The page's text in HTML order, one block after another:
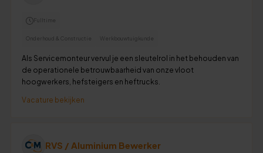
Fulltime
Onderhoud & Constructie Werkbouwtuigkunde
Als Servicemonteur vervul je een sleutelrol in het behouden van
de operationele betrouwbaarheid van onze vloot
hoogwerkers, hefsteigers en heftrucks.
Vacature bekijken
RVS / Aluminium Bewerker